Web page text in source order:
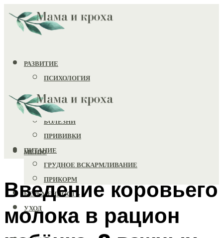
РАЗВИТИЕ
ПСИХОЛОГИЯ
ИГРУШКИ
ЗДОРОВЬЕ
БОЛЕЗНИ
ПРИВИВКИ
ПИТАНИЕ
ГРУДНОЕ ВСКАРМЛИВАНИЕ
ПРИКОРМ
БЕРЕМЕННОСТЬ
УХОД
МЕНЮ
Введение коровьего
молока в рацион